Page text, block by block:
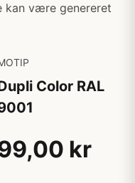
kan være genereret
Color RAL
kr